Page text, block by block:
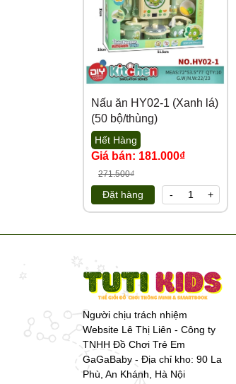
Nấu ăn HY02-1 (Xanh lá)
(50 bộ/thùng)
Hết Hàng
Giá bán: 181.000₫
271.500₫
Đặt hàng - +
Người chịu trách nhiệm
Website Lê Thị Liên - Công ty
TNHH Đồ Chơi Trẻ Em
GaGaBaby - Địa chỉ kho: 90 La
Phù, An Khánh, Hà Nội